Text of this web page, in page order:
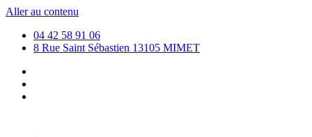
Aller au contenu
04 42 58 91 06
8 Rue Saint Sébastien 13105 MIMET